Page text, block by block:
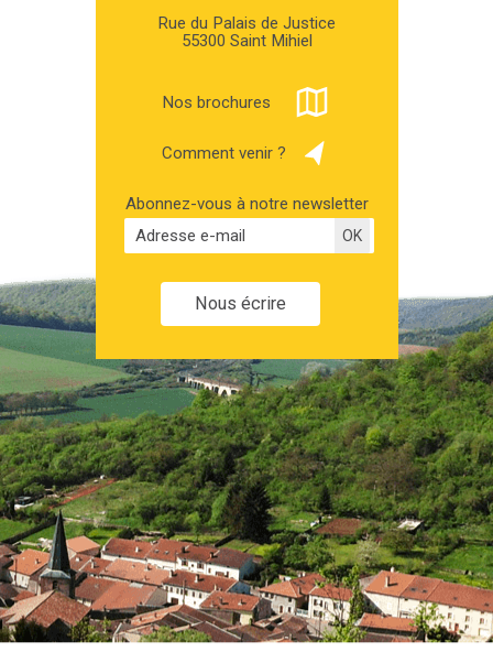
Rue du Palais de Justice
55300 Saint Mihiel
Nos brochures
Comment venir ?
Abonnez-vous à notre newsletter
Nous écrire